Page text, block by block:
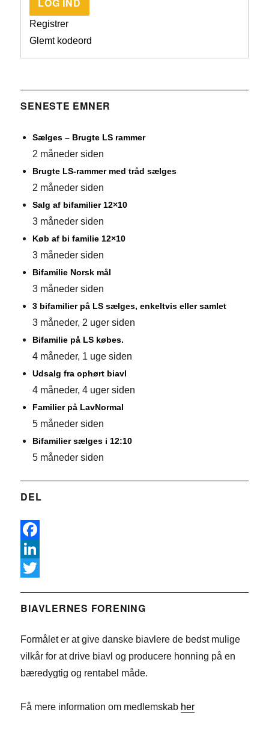
LOG IND
Registrer
Glemt kodeord
SENESTE EMNER
Sælges – Brugte LS rammer
2 måneder siden
Brugte LS-rammer med tråd sælges
2 måneder siden
Salg af bifamilier 12×10
3 måneder siden
Køb af bi familie 12×10
3 måneder siden
Bifamilie Norsk mål
3 måneder siden
3 bifamilier på LS sælges, enkeltvis eller samlet
3 måneder, 2 uger siden
Bifamilie på LS købes.
4 måneder, 1 uge siden
Udsalg fra ophørt biavl
4 måneder, 4 uger siden
Familier på LavNormal
5 måneder siden
Bifamilier sælges i 12:10
5 måneder siden
DEL
F
a
e
o
L
n
e
n
w
t
r
BIAVLERNES FORENING
Formålet er at give danske biavlere de bedst mulige
vilkår for at drive biavl og producere honning på en
bæredygtig og rentabel måde.
Få mere information om medlemskab her